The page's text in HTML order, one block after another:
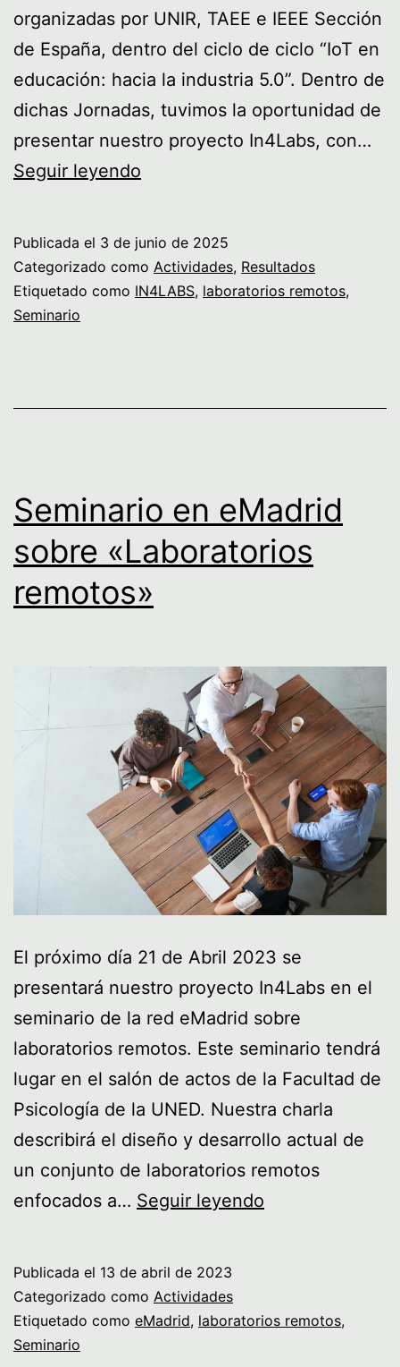
organizadas por UNIR, TAEE e IEEE Sección
de España, dentro del ciclo de ciclo “IoT en
educación: hacia la industria 5.0”. Dentro de
dichas Jornadas, tuvimos la oportunidad de
presentar nuestro proyecto In4Labs, con…
Seguir leyendo
de
éxito
educación
Publicada el 3 de junio de 2025
Categorizado como Actividades, Resultados
Etiquetado como IN4LABS, laboratorios remotos,
Seminario
Seminario en eMadrid
sobre «Laboratorios
remotos»
El próximo día 21 de Abril 2023 se
presentará nuestro proyecto In4Labs en el
seminario de la red eMadrid sobre
laboratorios remotos. Este seminario tendrá
lugar en el salón de actos de la Facultad de
Psicología de la UNED. Nuestra charla
describirá el diseño y desarrollo actual de
un conjunto de laboratorios remotos
enfocados a… Seguir leyendo
«Laboratorios
Publicada el 13 de abril de 2023
Categorizado como Actividades
Etiquetado como eMadrid, laboratorios remotos,
Seminario